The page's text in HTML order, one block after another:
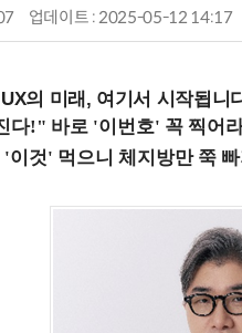
업데이트 : 2025-05-12 14:17
의 미래, 여기서 시작됩니